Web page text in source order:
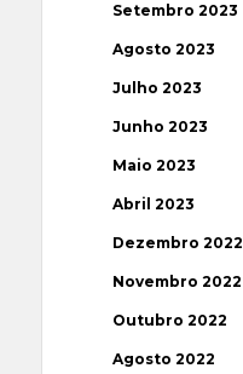
Setembro 2023
Agosto 2023
Julho 2023
Junho 2023
Maio 2023
Abril 2023
Dezembro 2022
Novembro 2022
Outubro 2022
Agosto 2022